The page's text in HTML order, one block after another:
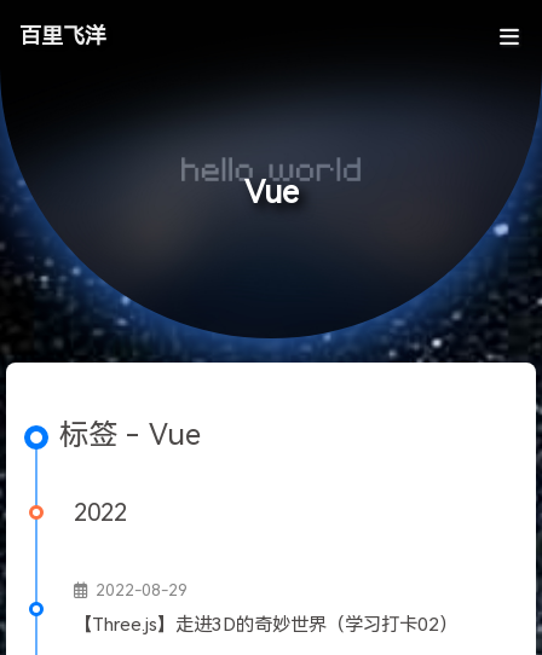
百里飞洋
Vue
标签 - Vue
2022
2022-08-29
【Three.js】走进3D的奇妙世界（学习打卡02）